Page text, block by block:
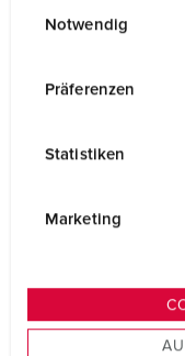
s
Notwendig
Präferenzen
Statistiken
Marketing